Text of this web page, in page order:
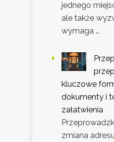
jednego
ale także
wymaga …
kluczowe
dokumenty i
załatwienia
zmiana